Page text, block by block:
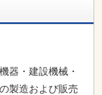
器・建設機械・
製造および販売